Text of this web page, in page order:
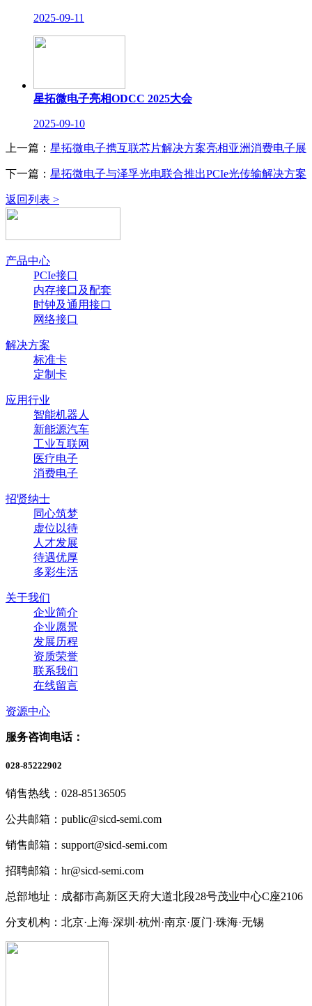
2025-09-11
星拓微电子亮相ODCC 2025大会
2025-09-10
上一篇： 星拓微电子携互联芯片解决方案亮相亚洲消费电子展
下一篇： 星拓微电子与泽孚光电联合推出PCIe光传输解决方案
返回列表 >
产品中心
PCIe接口
内存接口及配套
时钟及通用接口
网络接口
解决方案
标准卡
定制卡
应用行业
智能机器人
新能源汽车
工业互联网
医疗电子
消费电子
招贤纳士
同心筑梦
虚位以待
人才发展
待遇优厚
多彩生活
关于我们
企业简介
企业愿景
发展历程
资质荣誉
联系我们
在线留言
资源中心
服务咨询电话：
028-85222902
销售热线：028-85136505
公共邮箱：public@sicd-semi.com
销售邮箱：support@sicd-semi.com
招聘邮箱：hr@sicd-semi.com
总部地址：成都市高新区天府大道北段28号茂业中心C座2106
分支机构：北京·上海·深圳·杭州·南京·厦门·珠海·无锡